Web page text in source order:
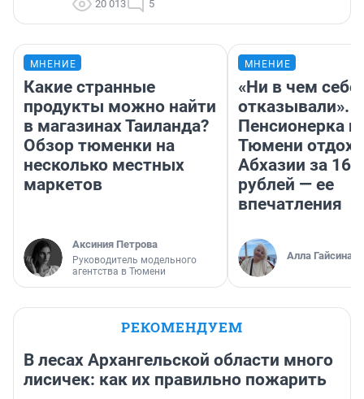
МНЕНИЕ
Какие странные
продукты можно найти
в магазинах Таиланда?
Обзор тюменки на
несколько местных
маркетов
Руководитель модельного
агентства в Тюмени
МНЕНИЕ
«Ни в чем себе
отказывали».
Пенсионерка
Тюмени
Абхазии за
рублей — ее
впечатления
РЕКОМЕНДУЕМ
В лесах Архангельской области много
лисичек: как их правильно пожарить
23 часа 22 614 6